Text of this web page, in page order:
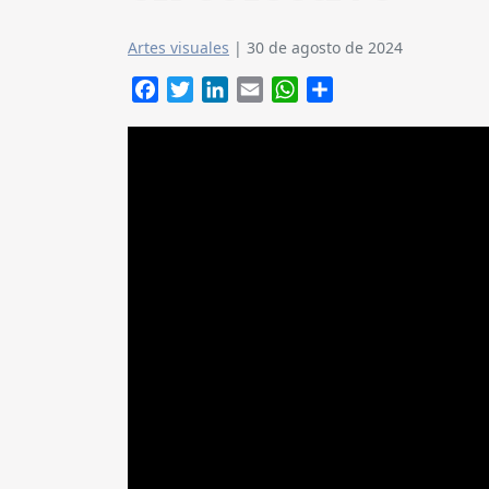
Artes visuales | 30 de agosto de 2024
FacebookTwitterLinkedIn
Email WhatsApp